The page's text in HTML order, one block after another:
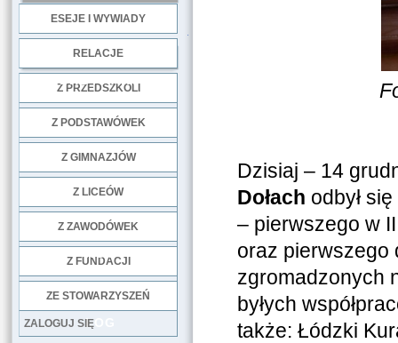
ESEJE I WYWIADY
RELACJE
Z PRZEDSZKOLI
Z PODSTAWÓWEK
Z GIMNAZJÓW
Z LICEÓW
Z ZAWODÓWEK
Z FUNDACJI
ZE STOWARZYSZEŃ
LOG
ZALOGUJ SIĘ
Dzisiaj – 14
Dołach odbył się
– pierwszego w
oraz pierwszego
zgromadzonych
byłych
także: Łódzki